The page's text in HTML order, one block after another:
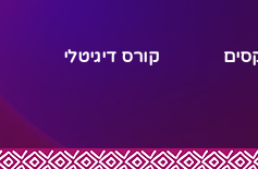
קורס דיגיטלי